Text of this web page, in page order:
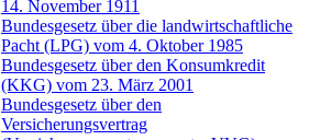
14. November 1911
Bundesgesetz über die landwirtschaftliche
Pacht (LPG) vom 4. Oktober 1985
Bundesgesetz über den Konsumkredit
(KKG) vom 23. März 2001
Bundesgesetz über den
Versicherungsvertrag